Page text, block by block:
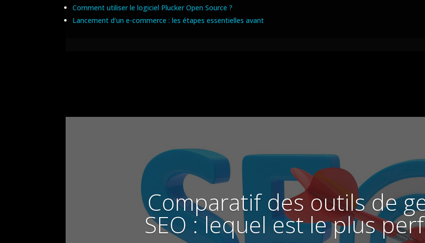
Comment utiliser le logiciel Plucker Open Source ?
Lancement d’un e-commerce : les étapes essentielles avant
Comparatif des outils de
SEO : lequel est le plus